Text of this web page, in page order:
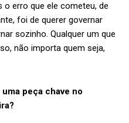
o erro que ele cometeu, de
foi de querer governar
sozinho. Qualquer um que
não importa quem seja,
peça chave no